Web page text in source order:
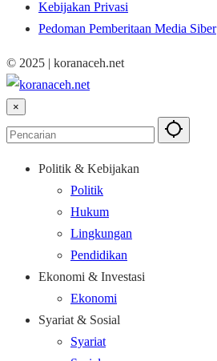
Kebijakan Privasi
Pedoman Pemberitaan Media Siber
© 2025 | koranaceh.net
×
Politik & Kebijakan
Politik
Hukum
Lingkungan
Pendidikan
Ekonomi & Investasi
Ekonomi
Syariat & Sosial
Syariat